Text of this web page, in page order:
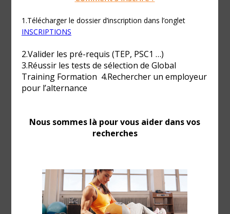
BPJEPS AF Double OPTION « Cours
musculation »
FORMATION DIPLÔMANTE
grâce à une bonne activité physique ?
Dans ce cas, le BPJEPS-AF est sûrement fait pour vous !